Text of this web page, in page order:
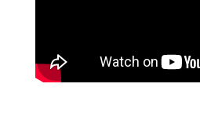
f000275
Bretteville-sur-
Bretteville sur
odon par